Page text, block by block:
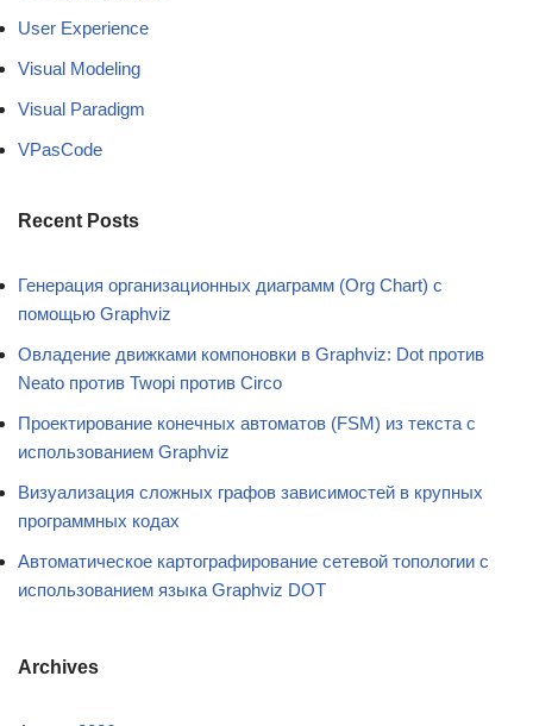
User Experience
Visual Modeling
Visual Paradigm
VPasCode
Recent Posts
Генерация организационных диаграмм (Org Chart) с
помощью Graphviz
Овладение движками компоновки в Graphviz: Dot против
Neato против Twopi против Circo
Проектирование конечных автоматов (FSM) из текста с
использованием Graphviz
Визуализация сложных графов зависимостей в крупных
программных кодах
Автоматическое картографирование сетевой топологии с
использованием языка Graphviz DOT
Archives